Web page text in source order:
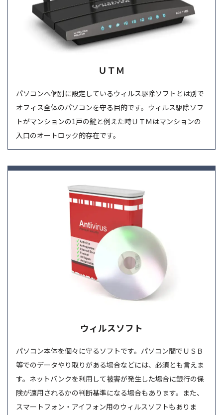
ＵＴＭ
パソコンへ個別に設定しているウィルス駆除ソフトとは別で
オフィス全体のパソコンを守る目的です。ウィルス駆除ソフ
トがマンションの1戸の鍵と例えた時ＵＴＭはマンションの
入口のオートロック的存在です。
ウィルスソフト
パソコン本体を個々に守るソフトです。パソコン間でＵＳＢ
等でのデータやり取りがある場合などには、必須とも言えま
す。ネットバンクを利用して被害が発生した場合に銀行の保
険が適用されるかの判断基準になる場合もあります。また、
スマートフォン・アイフォン用のウィルスソフトもありま